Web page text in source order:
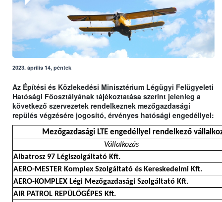
2023. április 14, péntek
Az Építési és Közlekedési Minisztérium Légügyi Felügyeleti
Hatósági Főosztályának tájékoztatása szerint jelenleg a
következő szervezetek rendelkeznek mezőgazdasági
repülés végzésére jogosító, érvényes hatósági engedéllyel:
Mezőgazdasági LTE engedéllyel rendelkező
Vállalkozás
Albatrosz 97 Légiszolgáltató Kft.
AERO-MESTER Komplex Szolgáltató és Kereskedelmi Kft.
AERO-KOMPLEX Légi Mezőgazdasági Szolgáltató Kft.
AIR PATROL REPÜLŐGÉPES Kft.